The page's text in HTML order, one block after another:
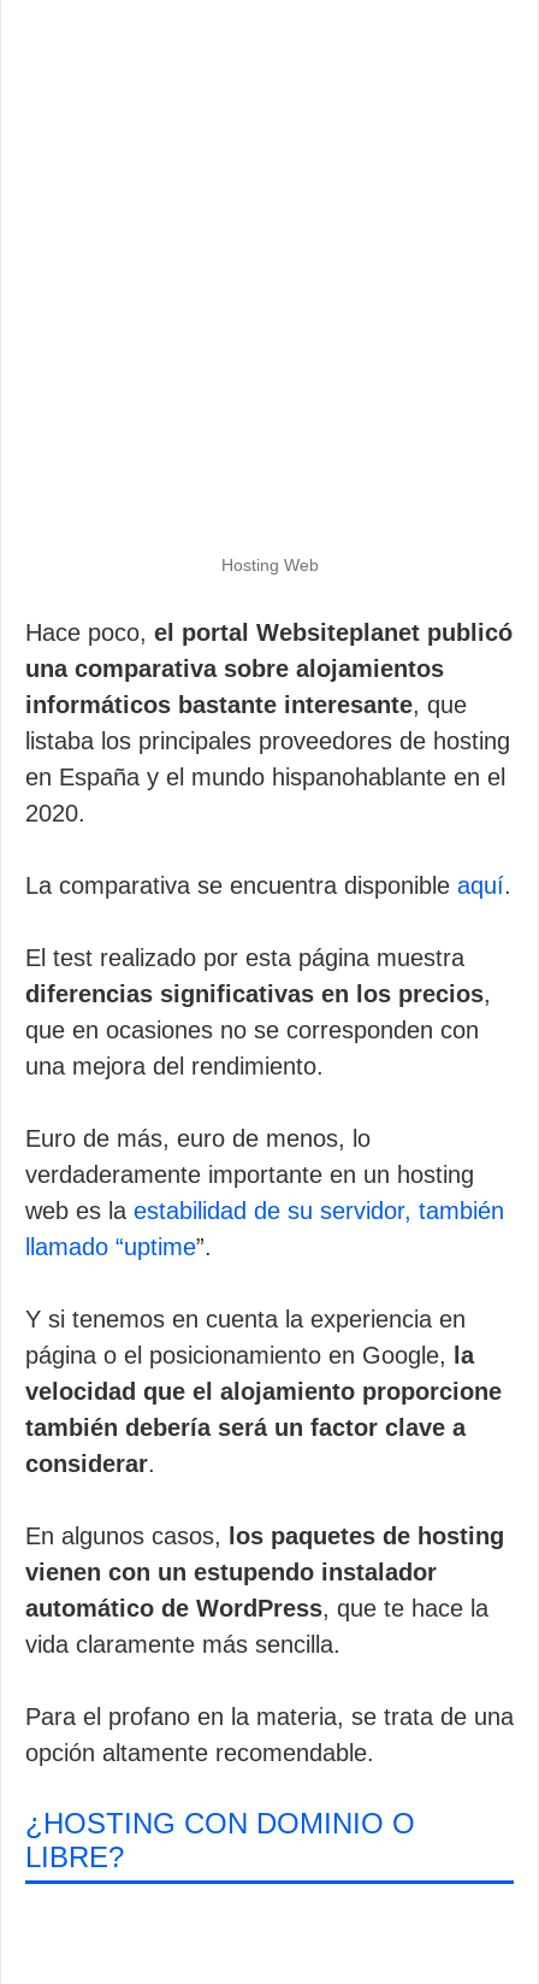
Hosting Web
Hace poco, el portal Websiteplanet publicó
una comparativa sobre alojamientos
informáticos bastante interesante, que
listaba los principales proveedores de hosting
en España y el mundo hispanohablante en el
2020.
La comparativa se encuentra disponible aquí.
El test realizado por esta página muestra
diferencias significativas en los precios,
que en ocasiones no se corresponden con
una mejora del rendimiento.
Euro de más, euro de menos, lo
verdaderamente importante en un hosting
web es la estabilidad de su servidor, también
llamado “uptime”.
Y si tenemos en cuenta la experiencia en
página o el posicionamiento en Google,
la
velocidad que el alojamiento proporcione
también debería será un factor clave a
considerar.
En algunos casos,
los paquetes de hosting
vienen con un estupendo instalador
automático de WordPress, que te hace la
vida claramente más sencilla.
Para el profano en la materia, se trata de una
opción altamente recomendable.
¿HOSTING CON DOMINIO O
LIBRE?